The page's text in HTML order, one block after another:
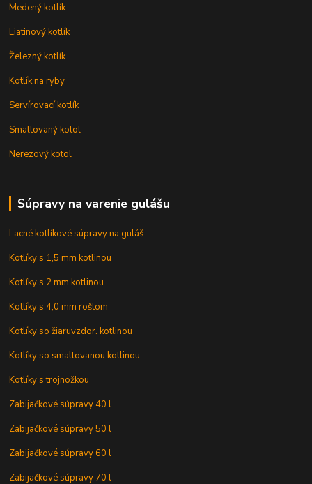
Medený kotlík
Liatinový kotlík
Železný kotlík
Kotlík na ryby
Servírovací kotlík
Smaltovaný kotol
Nerezový kotol
Súpravy na varenie gulášu
Lacné kotlíkové súpravy na guláš
Kotlíky s 1,5 mm kotlinou
Kotlíky s 2 mm kotlinou
Kotlíky s 4,0 mm roštom
Kotlíky so žiaruvzdor. kotlinou
Kotlíky so smaltovanou kotlinou
Kotlíky s trojnožkou
Zabijačkové súpravy 40 l
Zabijačkové súpravy 50 l
Zabijačkové súpravy 60 l
Zabijačkové súpravy 70 l